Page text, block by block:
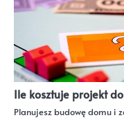
Ile kosztuje projekt
Planujesz budowę domu i